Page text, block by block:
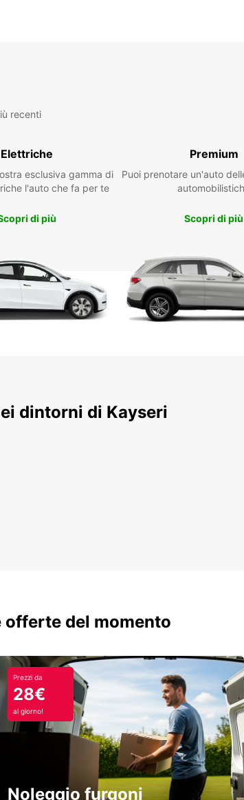
recenti
Elettriche
esclusiva gamma di
l'auto che fa per te
di più
Premium
Puoi prenotare un'auto
Scopri di più
dintorni di Kayseri
offerte del momento
Prezzi da
28€
al giorno!
Noleggio furgoni